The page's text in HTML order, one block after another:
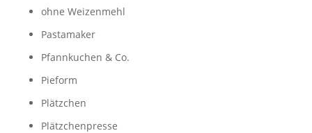
ohne Weizenmehl
Pastamaker
Pfannkuchen & Co.
Pieform
Plätzchen
Plätzchenpresse